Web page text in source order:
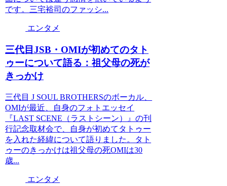
です。三宅裕司のファッシ...
エンタメ
三代目JSB・OMIが初めてのタト
ゥーについて語る：祖父母の死が
きっかけ
三代目 J SOUL BROTHERSのボーカル、
OMIが最近、自身のフォトエッセイ
『LAST SCENE（ラストシーン）』の刊
行記念取材会で、自身が初めてタトゥー
を入れた経緯について語りました。タト
ゥーのきっかけは祖父母の死OMIは30
歳...
エンタメ